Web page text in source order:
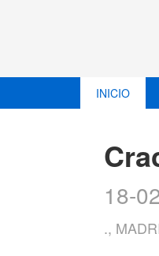
INICIO
18-
.,